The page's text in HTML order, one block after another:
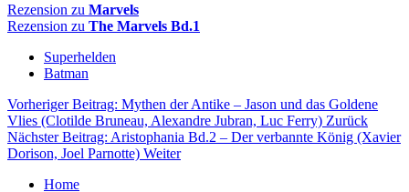
Rezension zu Marvels
Rezension zu The Marvels Bd.1
Superhelden
Batman
Vorheriger Beitrag: Mythen der Antike – Jason und das Goldene
Vlies (Clotilde Bruneau, Alexandre Jubran, Luc Ferry) Zurück
Nächster Beitrag: Aristophania Bd.2 – Der verbannte König (Xavier
Dorison, Joel Parnotte) Weiter
Home